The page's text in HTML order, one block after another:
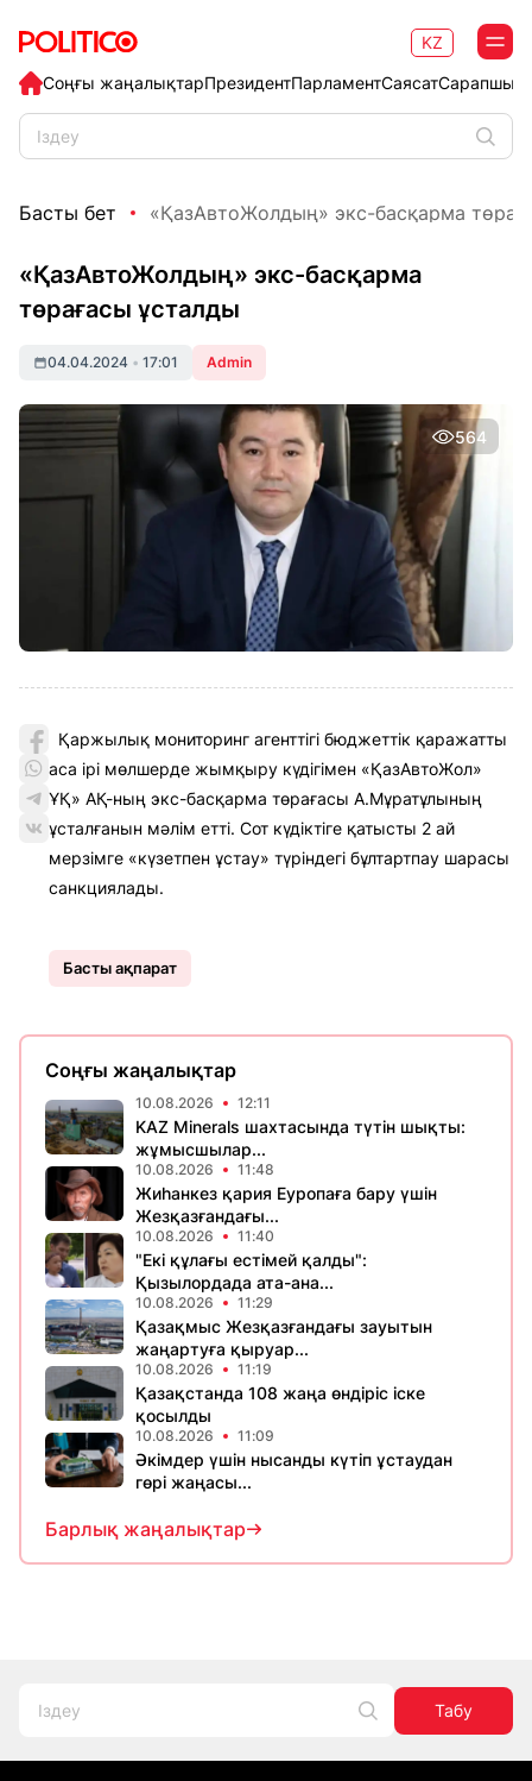
Соңғы жаңалықтарПрезидентПарламентСаясат
KZ
Басты бет «ҚазАвтоЖолдың» экс-басқарма
«ҚазАвтоЖолдың» экс-басқарма
төрағасы ұсталды
04.04.2024 • 17:01 Admin
564
Қаржылық мониторинг агенттігі бюджеттік қаражатты
аса ірі мөлшерде жымқыру күдігімен «ҚазАвтоЖол»
ҰҚ» АҚ-ның экс-басқарма төрағасы А.Мұратұлының
ұсталғанын мәлім етті. Сот күдіктіге қатысты 2 ай
мерзімге «күзетпен ұстау» түріндегі бұлтартпау шарасы
санкциялады.
Басты ақпарат
Соңғы жаңалықтар
10.08.2026 12:11
KAZ Minerals шахтасында түтін шықты:
жұмысшылар...
10.08.2026 11:48
Жиһанкез қария Еуропаға бару үшін
Жезқазғандағы...
10.08.2026 11:40
"Екі құлағы естімей қалды":
Қызылордада ата-ана...
10.08.2026 11:29
Қазақмыс Жезқазғандағы зауытын
жаңартуға қыруар...
10.08.2026 11:19
Қазақстанда 108 жаңа өндіріс іске
қосылды
10.08.2026 11:09
Әкімдер үшін нысанды күтіп ұстаудан
гөрі жаңасы...
Барлық жаңалықтар
Табу